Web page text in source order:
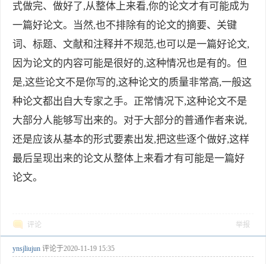
式做完、做好了,从整体上来看,你的论文才有可能成为
一篇好论文。当然,也不排除有的论文的摘要、关键
词、标题、文献和注释并不规范,也可以是一篇好论文,
因为论文的内容可能是很好的,这种情况也是有的。但
是,这些论文不是你写的,这种论文的质量非常高,一般这
种论文都出自大专家之手。正常情况下,这种论文不是
大部分人能够写出来的。对于大部分的普通作者来说,
还是应该从基本的形式要素出发,把这些逐个做好,这样
最后呈现出来的论文从整体上来看才有可能是一篇好
论文。
评论 举报
ynsjliujun 评论于2020-11-19 15:35